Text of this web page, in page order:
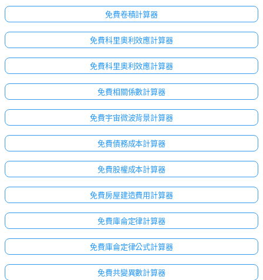
免費卷積計算器
免費科里奧利效應計算器
免費科里奧利效應計算器
免費相關係數計算器
免費宇宙微波背景計算器
免費債務成本計算器
免費股權成本計算器
免費房屋建造費用計算器
免費庫侖定律計算器
免費庫侖定律公式計算器
免費共變異數計算器